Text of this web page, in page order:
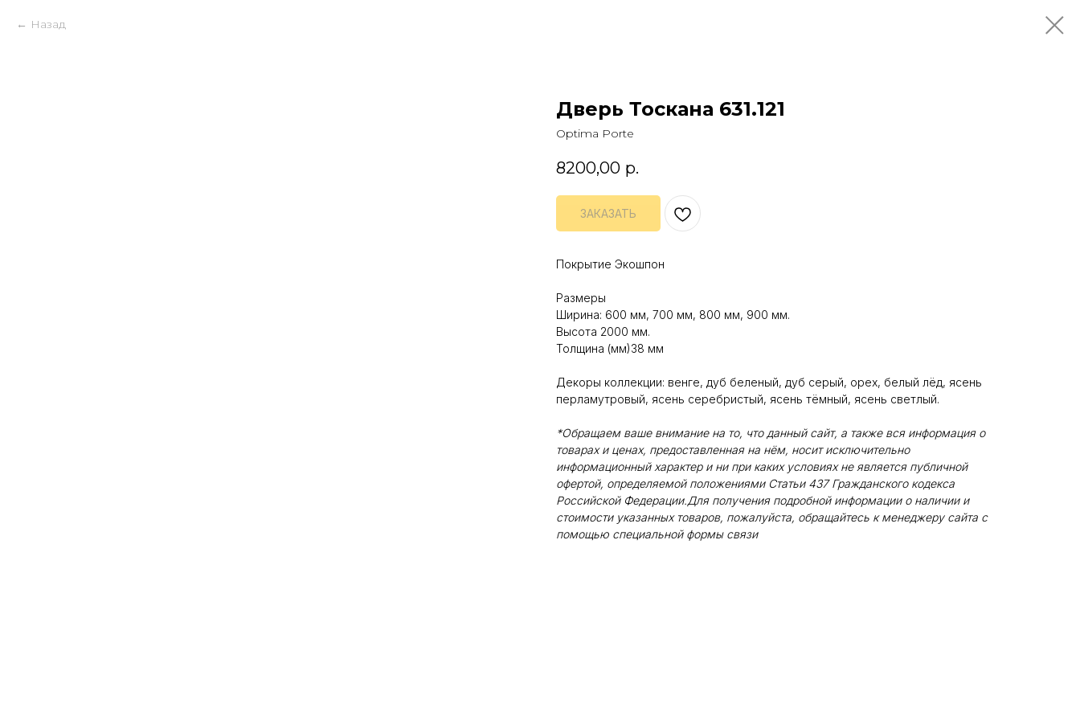
Назад
Дверь Тоскана 631.121
Optima Porte
8200,00 р.
ЗАКАЗАТЬ
Покрытие Экошпон
Размеры
Ширина: 600 мм, 700 мм, 800 мм, 900 мм.
Высота 2000 мм.
Толщина (мм)38 мм
Декоры коллекции: венге, дуб беленый, дуб серый, орех, белый лёд, ясень
перламутровый, ясень серебристый, ясень тёмный, ясень светлый.
*Обращаем ваше внимание на то, что данный сайт, а также вся информация о
товарах и ценах, предоставленная на нём, носит исключительно
информационный характер и ни при каких условиях не является публичной
офертой, определяемой положениями Статьи 437 Гражданского кодекса
Российской Федерации.Для получения подробной информации о наличии и
стоимости указанных товаров, пожалуйста, обращайтесь к менеджеру сайта с
помощью специальной формы связи